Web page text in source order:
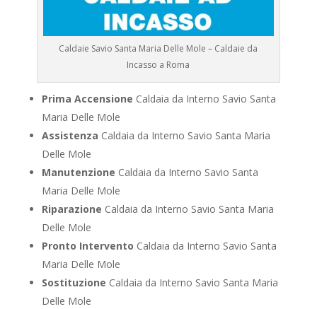
Caldaie Savio Santa Maria Delle Mole – Caldaie da
Incasso a Roma
Prima Accensione Caldaia da Interno Savio Santa
Maria Delle Mole
Assistenza Caldaia da Interno Savio Santa Maria
Delle Mole
Manutenzione Caldaia da Interno Savio Santa
Maria Delle Mole
Riparazione Caldaia da Interno Savio Santa Maria
Delle Mole
Pronto Intervento Caldaia da Interno Savio Santa
Maria Delle Mole
Sostituzione Caldaia da Interno Savio Santa Maria
Delle Mole